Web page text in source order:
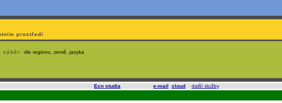
prostředí
výběr: dle regionu, země, jazyka
Ecn studia e-mail cloud další služby.